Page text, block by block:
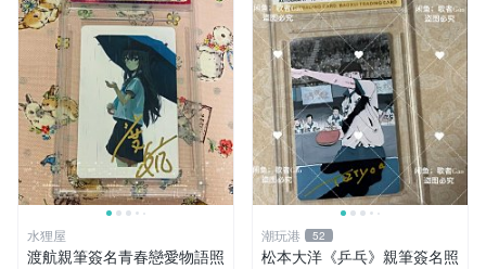
水狸屋
渡航親筆簽名青春戀愛物語照
潮玩港 52
松本大洋《乒乓》親筆簽名照